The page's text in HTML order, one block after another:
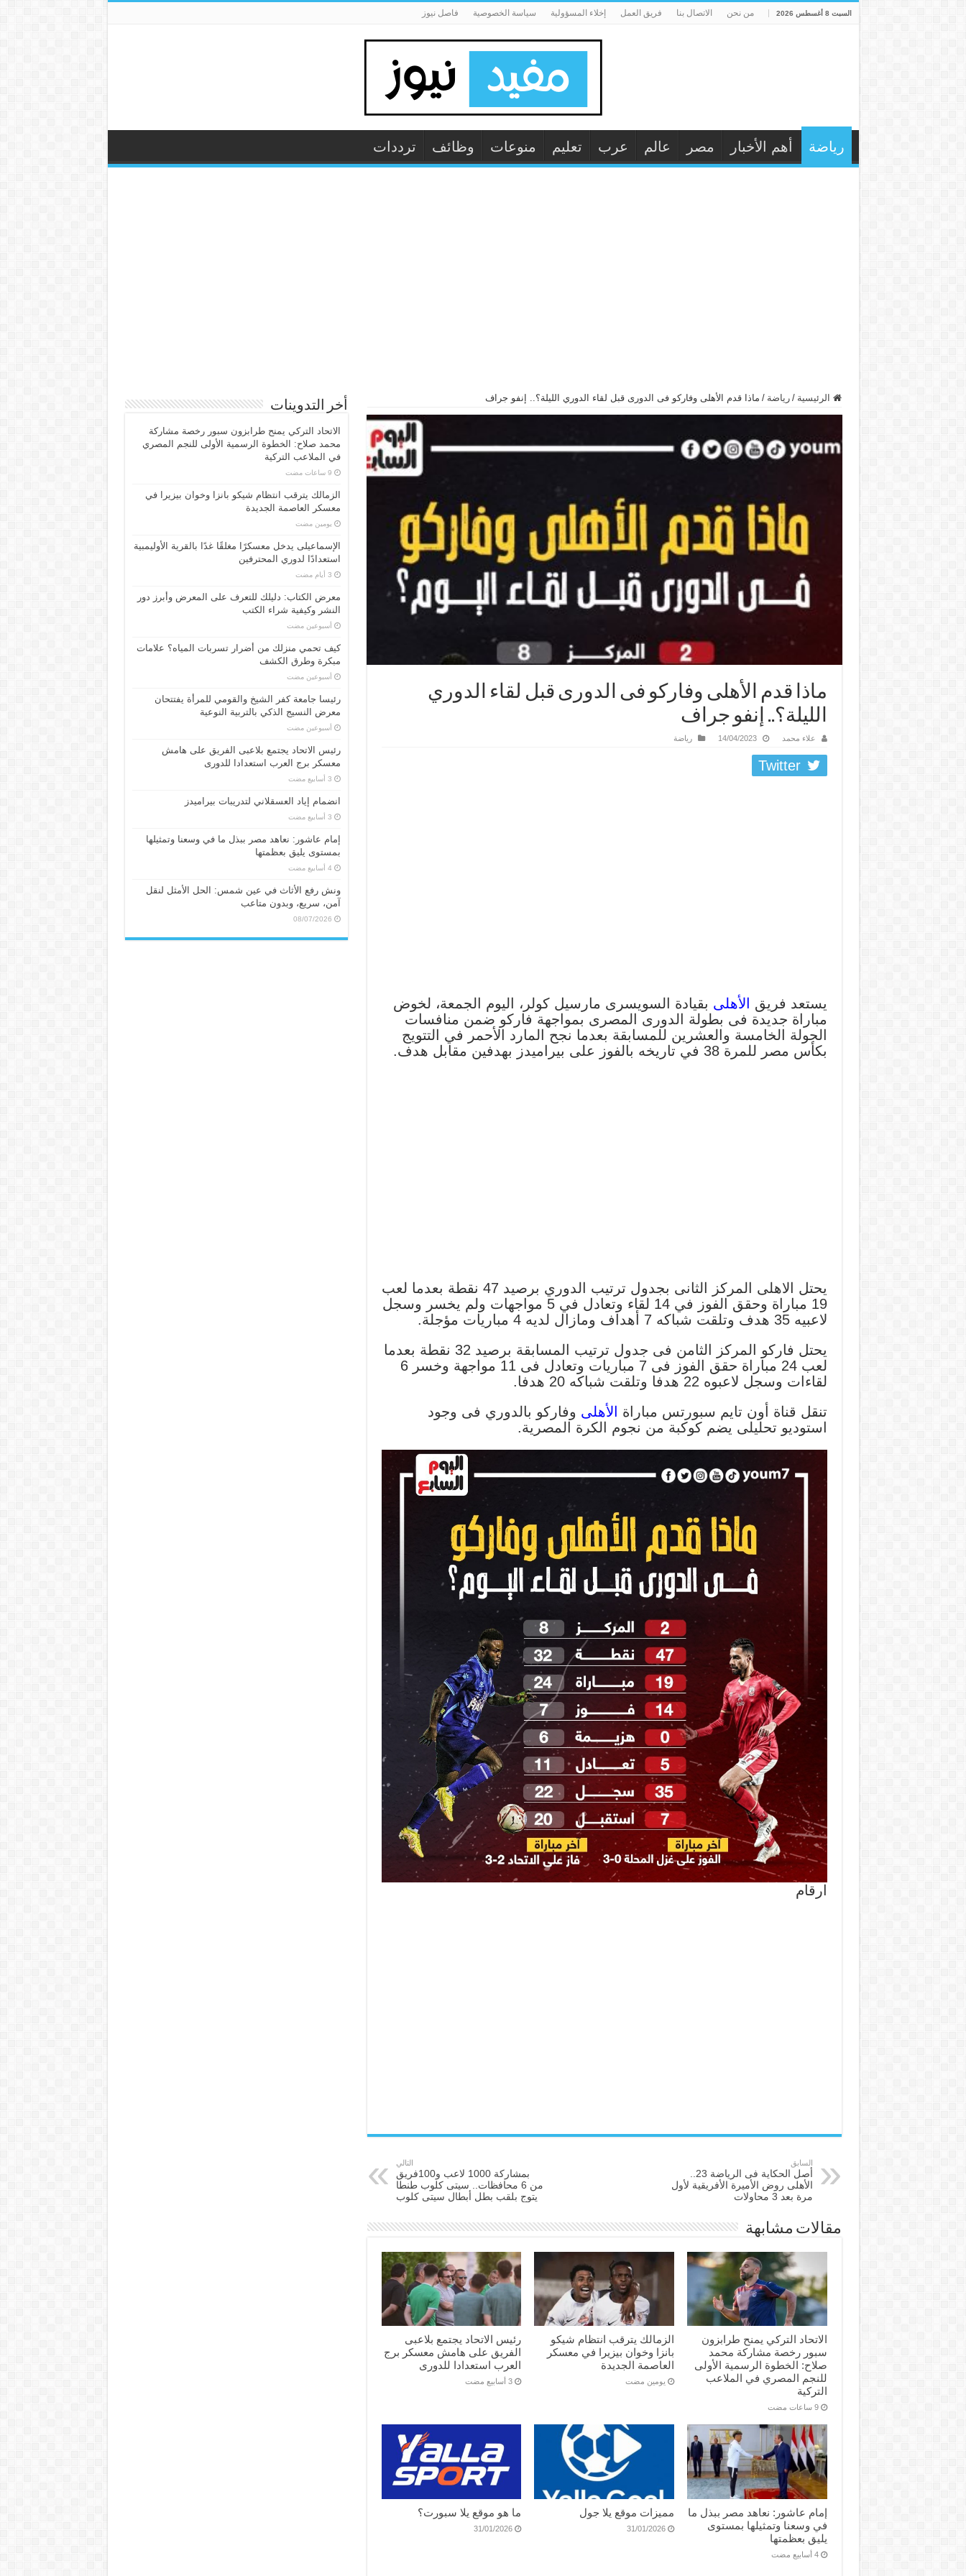
السبت 8 أغسطس 2026 من نحن الاتصال بنا فريق العمل إخلاء المسؤولية سياسة الخصوصية فاصل نيوز
رياضة أهم الأخبار مصر عالم عرب تعليم منوعات وظائف ترددات
الرئيسية / رياضة / ماذا قدم الأهلى وفاركو فى الدورى قبل لقاء الدوري الليلة؟.. إنفو جراف
ماذا قدم الأهلى وفاركو فى الدورى قبل لقاء الدوري
الليلة؟.. إنفو جراف
علاء محمد 14/04/2023 رياضة
Twitter
يستعد فريق الأهلى بقيادة السويسرى مارسيل كولر، اليوم الجمعة، لخوض
مباراة جديدة فى بطولة الدورى المصرى بمواجهة فاركو ضمن منافسات
الجولة الخامسة والعشرين للمسابقة بعدما نجح المارد الأحمر في التتويج
بكأس مصر للمرة 38 في تاريخه بالفوز على بيراميدز بهدفين مقابل هدف.
يحتل الاهلى المركز الثانى بجدول ترتيب الدوري برصيد 47 نقطة بعدما لعب
19 مباراة وحقق الفوز في 14 لقاء وتعادل في 5 مواجهات ولم يخسر وسجل
لاعبيه 35 هدف وتلقت شباكه 7 أهداف ومازال لديه 4 مباريات مؤجلة.
يحتل فاركو المركز الثامن فى جدول ترتيب المسابقة برصيد 32 نقطة بعدما
لعب 24 مباراة حقق الفوز فى 7 مباريات وتعادل فى 11 مواجهة وخسر 6
لقاءات وسجل لاعبوه 22 هدفا وتلقت شباكه 20 هدفا.
تنقل قناة أون تايم سبورتس مباراة
الأهلى وفاركو بالدوري فى وجود
استوديو تحليلى يضم كوكبة من نجوم الكرة المصرية.
ارقام
السابق
الأهلى روض الأميرة الأفريقية لأول
مرة بعد 3 محاولات
التالي
بمشاركة 1000 لاعب و100فريق
من 6 محافظات.. سيتى كلوب طنطا
يتوج بلقب بطل أبطال سيتى كلوب
مقالات مشابهة
الاتحاد التركي يمنح طرابزون
سبور رخصة مشاركة محمد
صلاح: الخطوة الرسمية الأولى
للنجم المصري في الملاعب
التركية
‏9 ساعات مضت
الزمالك يترقب انتظام شيكو
بانزا وخوان بيزيرا في معسكر
العاصمة الجديدة
‏يومين مضت
رئيس الاتحاد يجتمع بلاعبى
الفريق على هامش معسكر برج
العرب استعدادا للدورى
‏3 أسابيع مضت
إمام عاشور: نعاهد مصر ببذل ما
في وسعنا وتمثيلها بمستوى
يليق بعظمتها
‏4 أسابيع مضت
مميزات موقع يلا جول
31/01/2026
ما هو موقع يلا سبورت؟
31/01/2026
أخر التدوينات
الاتحاد التركي يمنح طرابزون سبور رخصة مشاركة
محمد صلاح: الخطوة الرسمية الأولى للنجم المصري
في الملاعب التركية
الزمالك يترقب انتظام شيكو بانزا وخوان بيزيرا في
معسكر العاصمة الجديدة
‏يومين مضت
الإسماعیلی یدخل معسكرًا مغلقًا غدًا بالقرية الأوليمبية
استعدادًا لدوري المحترفين
معرض الكتاب: دليلك للتعرف على المعرض وأبرز دور
النشر وكيفية شراء الكتب
‏أسبوعين مضت
كيف تحمي منزلك من أضرار تسربات المياه؟ علامات
مبكرة وطرق الكشف
‏أسبوعين مضت
رئيسا جامعة كفر الشيخ والقومي للمرأة يفتتحان
معرض النسيج الذكي بالتربية النوعية
‏أسبوعين مضت
رئيس الاتحاد يجتمع بلاعبى الفريق على هامش
معسكر برج العرب استعدادا للدورى
انضمام إياد العسقلاني لتدريبات بيراميدز
إمام عاشور: نعاهد مصر ببذل ما في وسعنا وتمثيلها
بمستوى يليق بعظمتها
ونش رفع الأثاث في عين شمس: الحل الأمثل لنقل
آمن، سريع، وبدون متاعب
08/07/2026